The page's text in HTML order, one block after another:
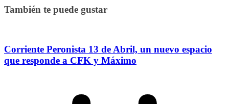
También te puede gustar
Corriente Peronista 13 de Abril, un nuevo espacio
que responde a CFK y Máximo